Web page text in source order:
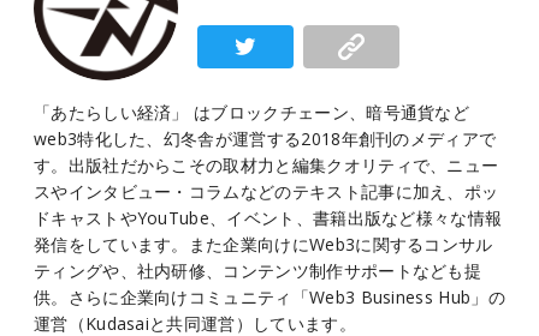
「あたらしい経済」 はブロックチェーン、暗号通貨など
web3特化した、幻冬舎が運営する2018年創刊のメディアで
す。出版社だからこその取材力と編集クオリティで、ニュー
スやインタビュー・コラムなどのテキスト記事に加え、ポッ
ドキャストやYouTube、イベント、書籍出版など様々な情報
発信をしています。また企業向けにWeb3に関するコンサル
ティングや、社内研修、コンテンツ制作サポートなども提
供。さらに企業向けコミュニティ「Web3 Business Hub」の
運営（Kudasaiと共同運営）しています。